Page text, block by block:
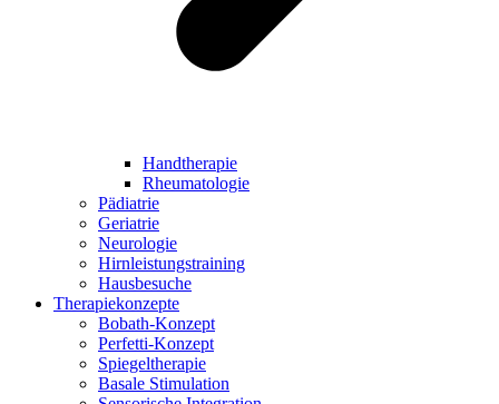
Handtherapie
Rheumatologie
Pädiatrie
Geriatrie
Neurologie
Hirnleistungstraining
Hausbesuche
Therapiekonzepte
Bobath-Konzept
Perfetti-Konzept
Spiegeltherapie
Basale Stimulation